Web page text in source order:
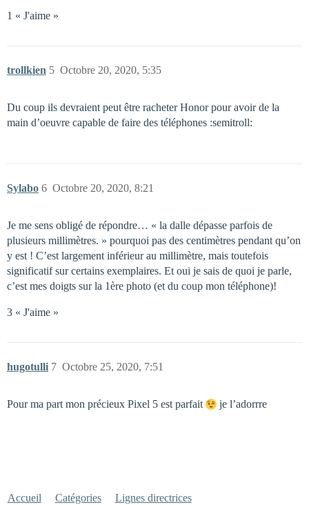
1 « J'aime »
trollkien Octobre 20, 2020, 5:35
5
Du coup ils devraient peut être racheter Honor pour avoir de la
main d’oeuvre capable de faire des téléphones :semitroll:
Sylabo Octobre 20, 2020, 8:21
6
Je me sens obligé de répondre… « la dalle dépasse parfois de
plusieurs millimètres. » pourquoi pas des centimètres pendant qu’on
y est ! C’est largement inférieur au millimètre, mais toutefois
significatif sur certains exemplaires. Et oui je sais de quoi je parle,
c’est mes doigts sur la 1ère photo (et du coup mon téléphone)!
3 « J'aime »
hugotulli Octobre 25, 2020, 7:51
7
Pour ma part mon précieux Pixel 5 est parfait je l’adorrre
Accueil Catégories Lignes directrices